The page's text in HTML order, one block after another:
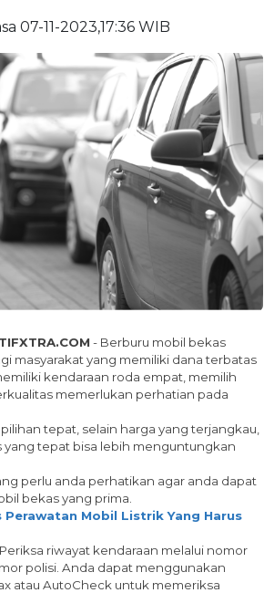
07-11-2023,17:36 WIB
- Berburu mobil bekas
masyarakat yang memiliki dana terbatas
kendaraan roda empat, memilih
memerlukan perhatian pada
tepat, selain harga yang terjangkau,
yang tepat bisa lebih menguntungkan
perlu anda perhatikan agar anda dapat
bekas yang prima.
Perawatan Mobil Listrik Yang Harus
riwayat kendaraan melalui nomor
polisi. Anda dapat menggunakan
atau AutoCheck untuk memeriksa